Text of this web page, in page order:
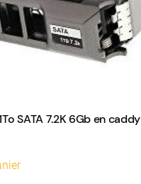
SATA 7.2K 6Gb en caddy